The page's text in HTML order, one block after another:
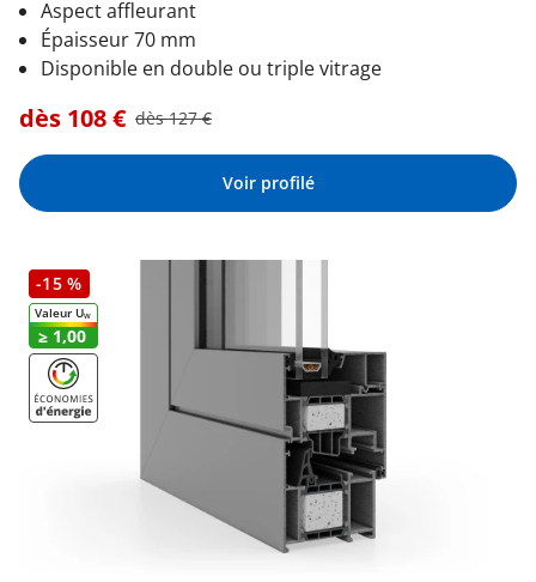
Aspect affleurant
Épaisseur 70 mm
Disponible en double ou triple vitrage
dès 108€ dès127€
Voir profilé
-15 %
Valeur UW
≥ 1,00